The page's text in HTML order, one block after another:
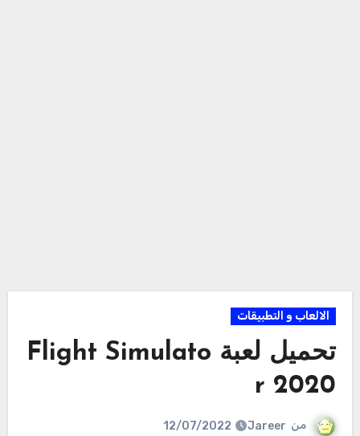
الالعاب و التطبيقات
تحميل لعبة Flight Simulato
r 2020
من Jareer
12/07/2022